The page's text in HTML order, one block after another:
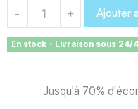
- + Ajouter
En stock - Livraison sous 24/
Jusqu'à 70%